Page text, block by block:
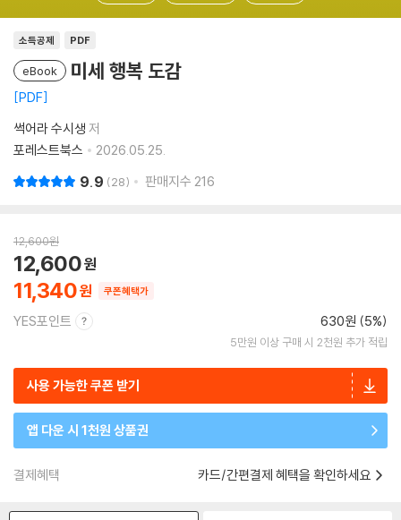
소득공제 PDF
eBook 미세 행복 도감
PDF
썩어라 수시생 저
포레스트북스
2026.05.25.
9.9 28 판매지수 216
12,600원
11,340
12,600
쿠폰혜택가
YES포인트 630원 (5%)
5만원 이상 구매 시 2천원 추가 적립
사용 가능한 쿠폰 받기
앱 다운 시 1천원 상품권
결제혜택 카드/간편결제 혜택을 확인하세요